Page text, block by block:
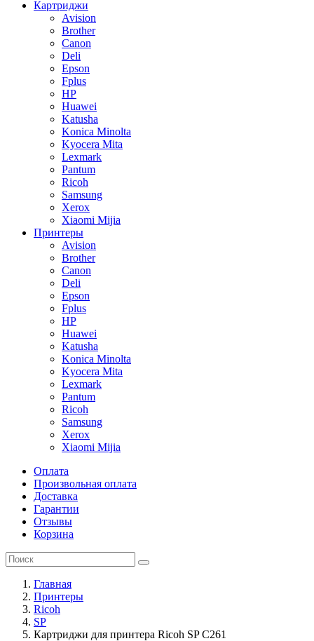
Картриджи
Avision
Brother
Canon
Deli
Epson
Fplus
HP
Huawei
Katusha
Konica Minolta
Kyocera Mita
Lexmark
Pantum
Ricoh
Samsung
Xerox
Xiaomi Mijia
Принтеры
Avision
Brother
Canon
Deli
Epson
Fplus
HP
Huawei
Katusha
Konica Minolta
Kyocera Mita
Lexmark
Pantum
Ricoh
Samsung
Xerox
Xiaomi Mijia
Оплата
Произвольная оплата
Доставка
Гарантии
Отзывы
Корзина
Главная
Принтеры
Ricoh
SP
Картриджи для принтера Ricoh SP C261